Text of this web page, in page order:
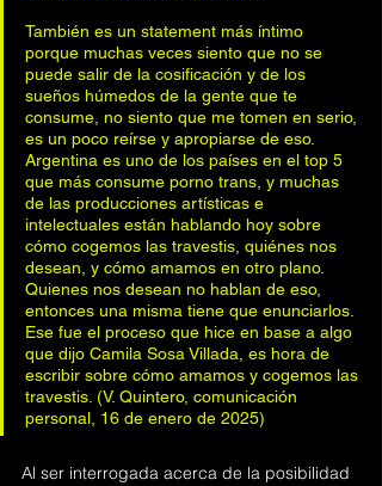
También es un statement más íntimo
porque muchas veces siento que no se
puede salir de la cosificación y de los
sueños húmedos de la gente que te
consume, no siento que me tomen en serio,
es un poco reírse y apropiarse de eso.
Argentina es uno de los países en el top 5
que más consume porno trans, y muchas
de las producciones artísticas e
intelectuales están hablando hoy sobre
cómo cogemos las travestis, quiénes nos
desean, y cómo amamos en otro plano.
Quienes nos desean no hablan de eso,
entonces una misma tiene que enunciarlos.
Ese fue el proceso que hice en base a algo
que dijo Camila Sosa Villada, es hora de
escribir sobre cómo amamos y cogemos las
travestis. (V. Quintero, comunicación
personal, 16 de enero de 2025)
Al ser interrogada acerca de la posibilidad